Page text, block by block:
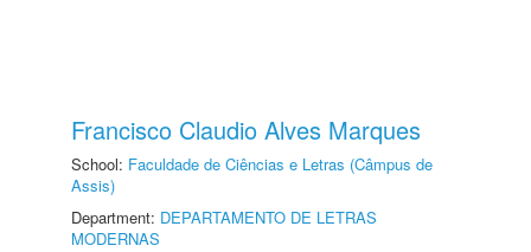
Francisco Claudio Alves Marques
School: Faculdade de Ciências e Letras (Câmpus de
Assis)
Department: DEPARTAMENTO DE LETRAS
MODERNAS